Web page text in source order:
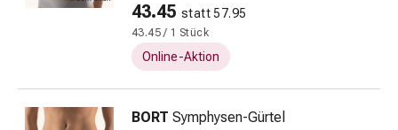
Anthroposophika
Prostata
43.45 statt 57.95
43.45 / 1 Stück
Online-Aktion
BORT Symphysen-Gürtel